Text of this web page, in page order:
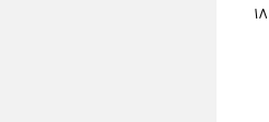
ارزش سهام عدالت برای امروز ۱۸